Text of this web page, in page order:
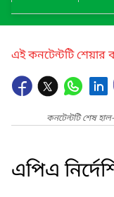
এই কনটেন্টটি
কনটেন্টটি শেষ
এপিএ